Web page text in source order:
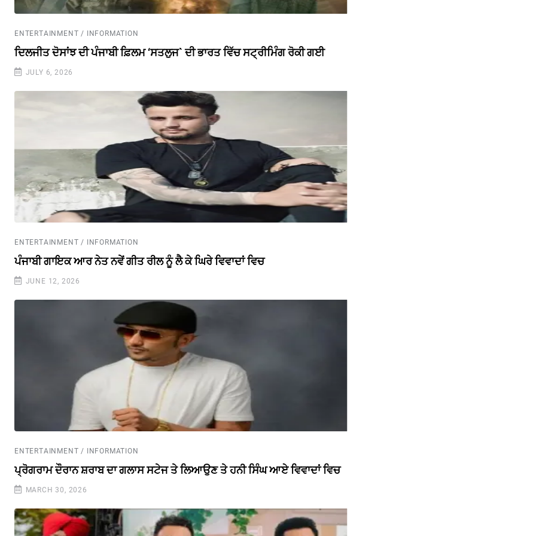
ENTERTAINMENT / INFORMATION
ਦਿਲਜੀਤ ਦੋਸਾਂਝ ਦੀ ਪੰਜਾਬੀ ਫ਼ਿਲਮ ‘ਸਤਲੁਜ` ਦੀ ਭਾਰਤ ਵਿੱਚ ਸਟ੍ਰੀਮਿੰਗ ਰੋਕੀ ਗਈ
JULY 6, 2026
ENTERTAINMENT / INFORMATION
ਪੰਜਾਬੀ ਗਾਇਕ ਆਰ ਨੇਤ ਨਵੇਂ ਗੀਤ ਰੀਲ ਨੂੰ ਲੈ ਕੇ ਘਿਰੇ ਵਿਵਾਦਾਂ ਵਿਚ
JUNE 12, 2026
ENTERTAINMENT / INFORMATION
ਪ੍ਰੋਗਰਾਮ ਦੌਰਾਨ ਸ਼ਰਾਬ ਦਾ ਗਲਾਸ ਸਟੇਜ ਤੇ ਲਿਆਉਣ ਤੇ ਹਨੀ ਸਿੰਘ ਆਏ ਵਿਵਾਦਾਂ ਵਿਚ
MARCH 30, 2026